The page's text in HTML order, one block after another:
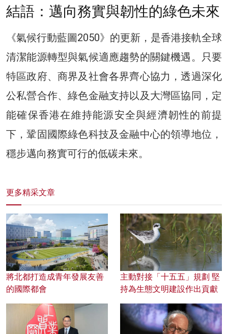
結語：邁向務實與韌性的綠色未來
《氣候行動藍圖2050》的更新，是香港接軌全球
清潔能源轉型與氣候適應趨勢的關鍵機遇。只要
特區政府、商界及社會各界齊心協力，透過深化
公私營合作、綠色金融支持以及大灣區協同，定
能確保香港在維持能源安全與經濟韌性的前提
下，鞏固國際綠色科技及金融中心的領導地位，
穩步邁向務實可行的低碳未來。
更多精采文章
將北都打造成青年發展友善
的國際都會
主動對接「十五五」規劃 堅
持為生態文明建設作出貢獻